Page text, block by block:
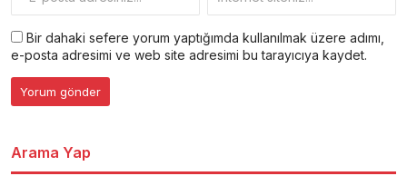
Bir dahaki sefere yorum yaptığımda kullanılmak üzere adımı,
e-posta adresimi ve web site adresimi bu tarayıcıya kaydet.
Arama Yap